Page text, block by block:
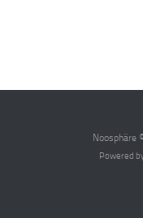
Noosphäre
Powered